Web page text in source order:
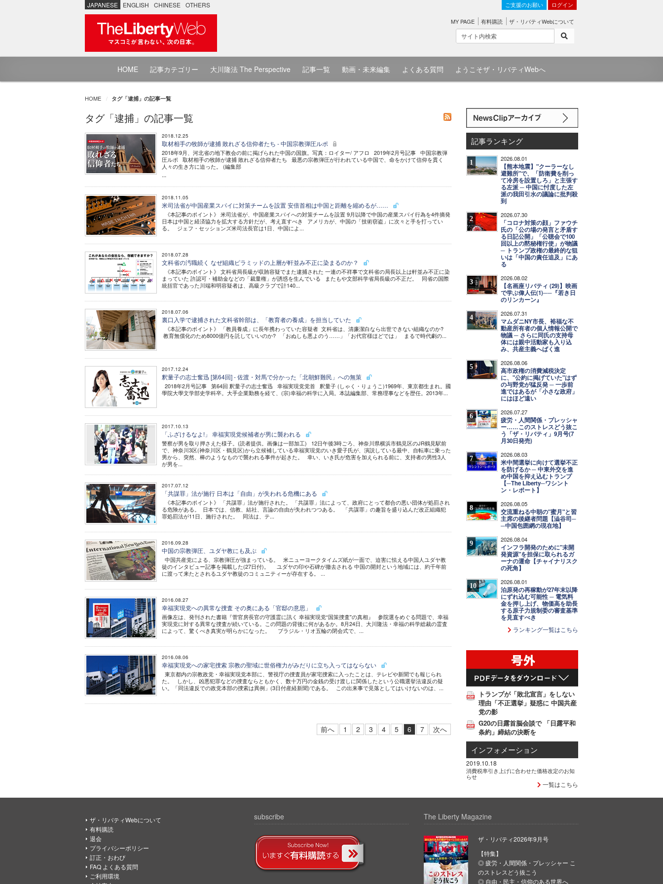
JAPANESE ENGLISH CHINESE OTHERS ご支援のお願い ログイン
MY PAGE 有料購読 ザ・リバティWebについて
HOME 記事カテゴリー 大川隆法 The Perspective 記事一覧 動画・未来編集 よくある質問 ようこそザ・リバティWebへ
HOME タグ「逮捕」の記事一覧
タグ「逮捕」の記事一覧
2018.12.25
取材相手の牧師が逮捕 敗れざる信仰者たち - 中国宗教弾圧ルポ
2018年9月、河北省の地下教会の前に掲げられた中国の国旗。写真：ロイター/ アフロ 2019年2月号記事 中国宗教弾
圧ルポ 取材相手の牧師が逮捕 敗れざる信仰者たち 最悪の宗教弾圧が行われている中国で、命をかけて信仰を貫く
人々の生き方に迫った。 (編集部
...
2018.11.05
米司法省が中国産業スパイに対策チームを設置 安倍首相は中国と距離を縮めるが……
《本記事のポイント》 米司法省が、中国産業スパイへの対策チームを設置 9月以降で中国の産業スパイ行為を4件摘発
日本は中国と経済協力を拡大する方針だが、考え直すべき アメリカが、中国の「技術窃盗」に次々と手を打ってい
る。 ジェフ・セッションズ米司法長官は1日、中国によ...
2018.07.28
文科省の汚職続く なぜ組織ピラミッドの上層が軒並み不正に染まるのか？
《本記事のポイント》 文科省局長級が収賄容疑でまた逮捕された 一連の不祥事で文科省の局長以上は軒並み不正に染
まっていた 許認可・補助金などの「裁量権」が誘惑を生んでいる またもや文部科学省局長級の不正だ。 同省の国際
統括官であった川端和明容疑者は、高級クラブで計140...
2018.07.06
裏口入学で逮捕された文科省幹部は、「教育者の養成」を担当していた
《本記事のポイント》 「教員養成」に長年携わっていた容疑者 文科省は、清廉潔白なら出世できない組織なのか?
教育無償化のため8000億円を託していいのか? 「おぬしも悪よのう……」「お代官様ほどでは」 まるで時代劇の...
2017.12.24
釈量子の志士奮迅 [第64回] - 佐渡・対馬で分かった「北朝鮮難民」への無策
2018年2月号記事 第64回 釈量子の志士奮迅 幸福実現党党首 釈量子 (しゃく・りょうこ)1969年、東京都生まれ。國
學院大學文学部史学科卒。大手企業勤務を経て、(宗)幸福の科学に入局。本誌編集部、常務理事などを歴任。2013年...
2017.10.13
「ふざけるなよ!」 幸福実現党候補者が男に襲われる
警察が男を取り押さえた様子。(読者提供。画像は一部加工) 12日午後3時ごろ、神奈川県横浜市鶴見区のJR鶴見駅前
で、神奈川3区(神奈川区・鶴見区)から立候補している幸福実現党のいき愛子氏が、演説している最中、自転車に乗った
男から、突然、棒のようなもので襲われる事件が起きた。 幸い、いき氏が危害を加えられる前に、支持者の男性3人
が男を...
2017.07.12
「共謀罪」法が施行 日本は「自由」が失われる危機にある
《本記事のポイント》 「共謀罪」法が施行された。 「共謀罪」法によって、政府にとって都合の悪い団体が処罰され
る危険がある。 日本では、信教、結社、言論の自由が失われつつある。 「共謀罪」の趣旨を盛り込んだ改正組織犯
罪処罰法が11日、施行された。 同法は、テ...
2016.09.28
中国の宗教弾圧、ユダヤ教にも及ぶ
中国共産党による、宗教弾圧が強まっている。 米ニューヨークタイムズ紙が一面で、迫害に怯える中国人ユダヤ教
徒のインタビュー記事を掲載した(27日付)。 ユダヤの印や石碑が撤去される 中国の開封という地域には、約千年前
に渡って来たとされるユダヤ教徒のコミュニティーが存在する。 ...
2016.08.27
幸福実現党への異常な捜査 その奥にある「官邸の意思」
画像左は、発刊された書籍『菅官房長官の守護霊に訊く 幸福実現党“国策捜査"の真相』 参院選をめぐる問題で、幸福
実現党に対する異常な捜査が続いている。この問題の背後に何があるか。8月24日、大川隆法・幸福の科学総裁の霊査
によって、驚くべき真実が明らかになった。 ブラジル・リオ五輪の閉会式で、...
2016.08.06
幸福実現党への家宅捜索 宗教の聖域に世俗権力がみだりに立ち入ってはならない
東京都内の宗教政党・幸福実現党本部に、警視庁の捜査員が家宅捜索に入ったことは、テレビや新聞でも報じられ
た。 しかし、凶悪犯罪などの捜査ならともかく、数十万円の金銭の受け渡しに関係したという公職選挙法違反の疑
い。「同法違反での政党本部の捜索は異例」(3日付産経新聞)である。 この出来事で見落としてはいけないのは、...
前へ 1 2 3 4 5 6 7 次へ
記事ランキング
1 2026.08.01
【熊本地震】"クーラーなし
避難所"で、「防衛費を削っ
て冷房を設置しろ」と主張す
る左派 ─ 中国に忖度した左
派の我田引水の議論に批判殺
到
2 2026.07.30
「コロナ対策の顔」ファウチ
氏の「公の場の発言と矛盾す
る日記公開」「公聴会で100
回以上の黙秘権行使」が物議
─ トランプ政権の最終的な狙
いは「中国の責任追及」にあ
る
3 2026.08.02
【名画座リバティ (29)】映画
で学ぶ偉人伝(1)──『若き日
のリンカーン』
4 2026.07.31
マムダニNY市長、裕福な不
動産所有者の個人情報公開で
物議 ─ さらに同氏の支持母
体には親中活動家も入り込
み、共産主義へばく進
5 2026.08.06
高市政権の消費減税決定
に、"公約に掲げていた"はず
の与野党が猛反発 ─ 一歩前
進ではあるが「小さな政府」
にはほど遠い
6 2026.07.27
疲労・人間関係・プレッシャ
ー……このストレスどう抜こ
う「ザ・リバティ」9月号(7
月30日発売)
7 2026.08.03
米中間選挙に向けて選挙不正
を防げるか ─ 中東外交を進
め中国を抑え込むトランプ
【─The Liberty─ワシント
ン・レポート】
8 2026.08.05
交流重ねる中朝の"蜜月"と習
主席の後継者問題【澁谷司─
─中国包囲網の現在地】
9 2026.08.04
インフラ開発のために"未開
発資源"を担保に取られるガ
ーナの運命【チャイナリスク
の死角】
10 2026.08.01
泊原発の再稼動が27年末以降
にずれ込む可能性 ─ 電気料
金を押し上げ、物価高を助長
する原子力規制委の審査基準
を見直すべき
ランキング一覧はこちら
トランプが「敗北宣言」をしない
理由「不正選挙」疑惑に 中国共産
党の影
G20の日露首脳会談で 「日露平和
条約」締結の決断を
インフォメーション
2019.10.18
消費税率引き上げに合わせた価格改定のお知
らせ
一覧はこちら
ザ・リバティWebについて
有料購読
退会
プライバシーポリシー
訂正・おわび
FAQ よくある質問
ご利用環境
subscribe The Liberty Magazine
ザ・リバティ2026年9月号
【特集】
◎ 疲労・人間関係・プレッシャー こ
のストレスどう抜こう
◎ 自由・民主・信仰のある世界へ